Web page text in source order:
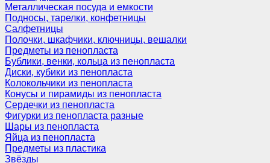
Металлическая посуда и емкости
Подносы, тарелки, конфетницы
Салфетницы
Полочки, шкафчики, ключницы, вешалки
Предметы из пенопласта
Бублики, венки, кольца из пенопласта
Диски, кубики из пенопласта
Колокольчики из пенопласта
Конусы и пирамиды из пенопласта
Сердечки из пенопласта
Фигурки из пенопласта разные
Шары из пенопласта
Яйца из пенопласта
Предметы из пластика
Звёзды